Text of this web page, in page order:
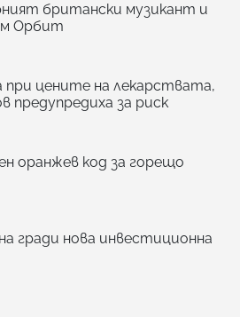
британски музикант и
Орбит
при цените на лекарствата,
предупредиха за риск
оранжев код за горещо
гради нова инвестиционна